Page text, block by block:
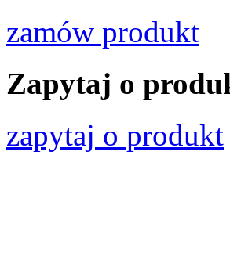
zamów produkt
Zapytaj o
zapytaj o produkt